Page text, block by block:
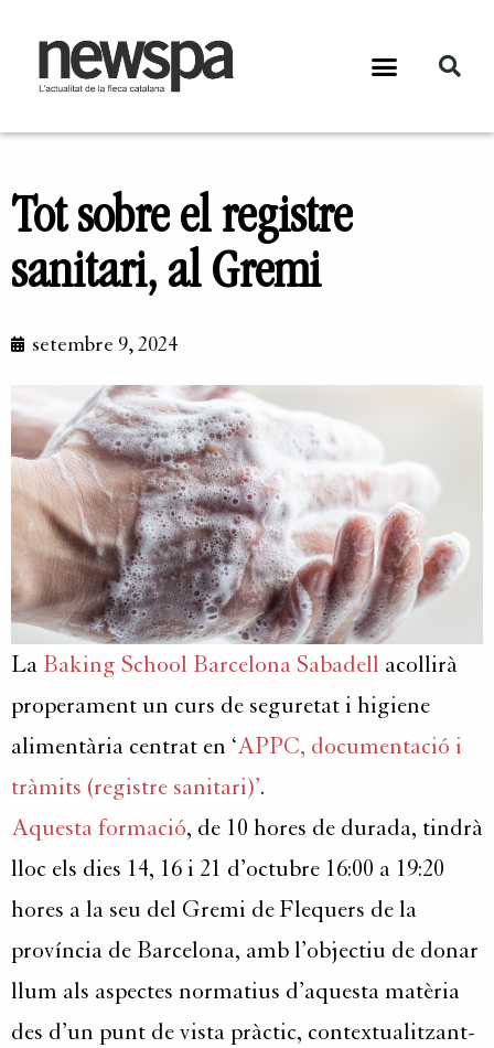
Tot sobre el registre
sanitari, al Gremi
setembre 9, 2024
La Baking School Barcelona Sabadell acollirà
properament un curs de seguretat i higiene
alimentària centrat en ‘APPC, documentació i
tràmits (registre sanitari)’.
Aquesta formació, de 10 hores de durada, tindrà
lloc els dies 14, 16 i 21 d’octubre 16:00 a 19:20
hores a la seu del Gremi de Flequers de la
província de Barcelona, amb l’objectiu de donar
llum als aspectes normatius d’aquesta matèria
des d’un punt de vista pràctic, contextualitzant-